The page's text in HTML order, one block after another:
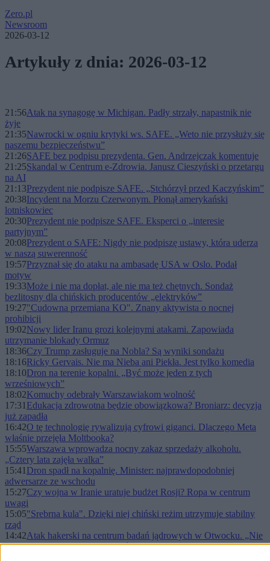
Zero.pl
Newsroom
2026-03-12
Artykuły z dnia: 2026-03-12
21:56Atak na synagogę w Michigan. Padły strzały, napastnik nie
żyje
21:35Nawrocki w ogniu krytyki ws. SAFE. „Weto nie przysłuży się
naszemu bezpieczeństwu”
21:26SAFE bez podpisu prezydenta. Gen. Andrzejczak komentuje
21:25Skandal w Centrum e-Zdrowia. Janusz Cieszyński o przetargu
na AI
21:13Prezydent nie podpisze SAFE. „Stchórzył przed Kaczyńskim”
20:38Incydent na Morzu Czerwonym. Płonął amerykański
lotniskowiec
20:30Prezydent nie podpisze SAFE. Eksperci o „interesie
partyjnym”
20:08Prezydent o SAFE: Nigdy nie podpiszę ustawy, która uderza
w naszą suwerenność
19:57Przyznał się do ataku na ambasadę USA w Oslo. Podał
motyw
19:33Może i nie ma dopłat, ale nie ma też chętnych. Sondaż
bezlitosny dla chińskich producentów „elektryków”
19:27"Cudowna przemiana KO". Znany aktywista o nocnej
prohibicji
19:02Nowy lider Iranu grozi kolejnymi atakami. Zapowiada
utrzymanie blokady Ormuz
18:36Czy Trump zasługuje na Nobla? Są wyniki sondażu
18:16Ricky Gervais. Nie ma Nieba ani Piekła. Jest tylko komedia
18:10Dron na terenie kopalni. „Być może jeden z tych
wrześniowych”
18:02Komuchy odebrały Warszawiakom wolność
17:31 Edukacja zdrowotna będzie obowiązkowa? Broniarz: decyzja
już zapadła
16:42O tę technologię rywalizują cyfrowi giganci. Dlaczego Meta
właśnie przejęła Moltbooka?
15:55Warszawa wprowadza nocny zakaz sprzedaży alkoholu.
„Cztery lata zajęła walka”
15:41 Dron spadł na kopalnię. Minister: najprawdopodobniej
adwersarze ze wschodu
15:27Czy wojna w Iranie uratuje budżet Rosji? Ropa w centrum
uwagi
15:05"Srebrna kula". Dzięki niej chiński reżim utrzymuje stabilny
rząd
14:42Atak hakerski na centrum badań jądrowych w Otwocku. „Nie
dotyczył wewnętrznych systemów”